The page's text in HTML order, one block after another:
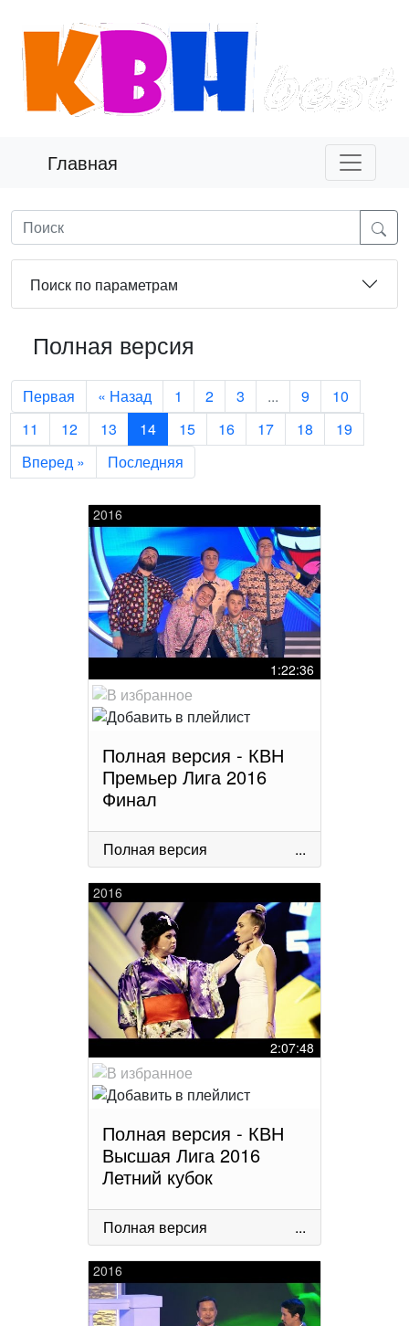
Главная
Поиск по параметрам
Полная версия
Первая « Назад 1 2 3 ... 9
10
11
12 13 14 15 16 17 18
19
Вперед »
Последняя
2016
1:22:36
Полная версия - КВН
Премьер Лига 2016
Финал
Полная версия ...
2016
2:07:48
Полная версия - КВН
Высшая Лига 2016
Летний кубок
Полная версия ...
2016